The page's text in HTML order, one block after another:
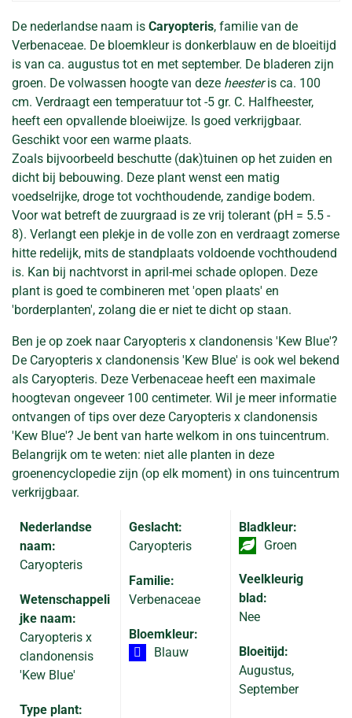
De nederlandse naam is Caryopteris, familie van de
Verbenaceae. De bloemkleur is donkerblauw en de bloeitijd
is van ca. augustus tot en met september. De bladeren zijn
groen. De volwassen hoogte van deze heesteris ca. 100
cm. Verdraagt een temperatuur tot -5 gr. C. Halfheester,
heeft een opvallende bloeiwijze. Is goed verkrijgbaar.
Geschikt voor een warme plaats.
Zoals bijvoorbeeld beschutte (dak)tuinen op het zuiden en
dicht bij bebouwing. Deze plant wenst een matig
voedselrijke, droge tot vochthoudende, zandige bodem.
Voor wat betreft de zuurgraad is ze vrij tolerant (pH = 5.5 -
8). Verlangt een plekje in de volle zon en verdraagt zomerse
hitte redelijk, mits de standplaats voldoende vochthoudend
is. Kan bij nachtvorst in april-mei schade oplopen. Deze
plant is goed te combineren met 'open plaats' en
'borderplanten', zolang die er niet te dicht op staan.
Ben je op zoek naar Caryopteris x clandonensis 'Kew Blue'?
De Caryopteris x clandonensis 'Kew Blue' is ook wel bekend
als Caryopteris. Deze Verbenaceae heeft een maximale
hoogtevan ongeveer 100 centimeter. Wil je meer informatie
ontvangen of tips over deze Caryopteris x clandonensis
'Kew Blue'? Je bent van harte welkom in ons tuincentrum.
Belangrijk om te weten: niet alle planten in deze
groenencyclopedie zijn (op elk moment) in ons tuincentrum
verkrijgbaar.
Nederlandse
naam:
Caryopteris
Wetenschappeli
jke naam:
Caryopteris x
clandonensis
'Kew Blue'
Type plant:
Geslacht:
Caryopteris
Familie:
Verbenaceae
Bloemkleur:
Blauw
Bladkleur:
Groen
Veelkleurig
blad:
Nee
Bloeitijd:
Augustus,
September